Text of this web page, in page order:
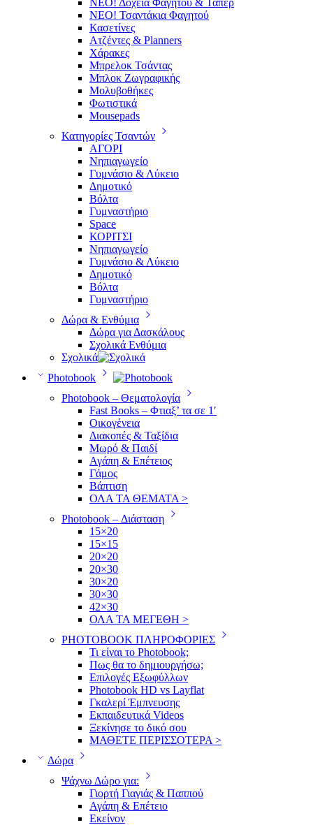
ΝΕΟ! Τσαντάκια Φαγητού
Κασετίνες
Ατζέντες & Planners
Χάρακες
Μπρελοκ Τσάντας
Μπλοκ Ζωγραφικής
Μολυβοθήκες
Φωτιστικά
Mousepads
Κατηγορίες Τσαντών
ΑΓΟΡΙ
Νηπιαγωγείο
Γυμνάσιο & Λύκειο
Δημοτικό
Βόλτα
Γυμναστήριο
Space
ΚΟΡΙΤΣΙ
Νηπιαγωγείο
Γυμνάσιο & Λύκειο
Δημοτικό
Βόλτα
Γυμναστήριο
Δώρα & Ενθύμια
Δώρα για Δασκάλους
Σχολικά Ενθύμια
Σχολικά
Photobook
Photobook – Θεματολογία
Fast Books – Φτιαξ’ τα σε 1′
Οικογένεια
Διακοπές & Ταξίδια
Μωρό & Παιδί
Αγάπη & Επέτειος
Γάμος
Βάπτιση
ΟΛΑ ΤΑ ΘΕΜΑΤΑ >
Photobook – Διάσταση
15×20
15×15
20×20
20×30
30×20
30×30
42×30
ΟΛΑ ΤΑ ΜΕΓΕΘΗ >
PHOTOBOOK ΠΛΗΡΟΦΟΡΙΕΣ
Τι είναι το Photobook;
Πως θα το δημιουργήσω;
Επιλογές Εξωφύλλων
Photobook HD vs Layflat
Γκαλερί Έμπνευσης
Εκπαιδευτικά Videos
Ξεκίνησε το δικό σου
ΜΑΘΕΤΕ ΠΕΡΙΣΣΟΤΕΡΑ >
Δώρα
Ψάχνω Δώρο για:
Γιορτή Γιαγιάς & Παππού
Αγάπη & Επέτειο
Εκείνον